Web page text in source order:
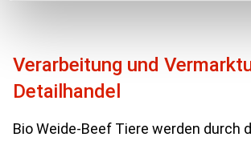
Verarbeitung und
Detailhandel
Bio Weide-Beef Tiere werden durch